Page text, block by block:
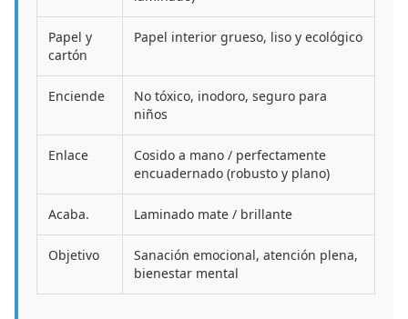
Papel y
cartón
Papel interior grueso, liso y ecológico
Enciende
No tóxico, inodoro, seguro para
niños
Enlace
Cosido a mano / perfectamente
encuadernado (robusto y plano)
Acaba. Laminado mate / brillante
Objetivo
Sanación emocional, atención plena,
bienestar mental